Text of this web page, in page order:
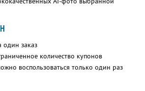
один заказ
количество купонов
воспользоваться только один раз